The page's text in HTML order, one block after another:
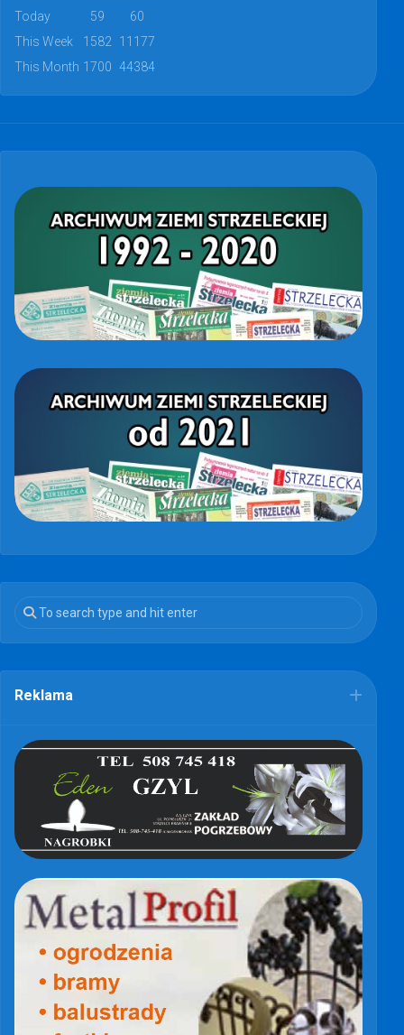
Today
59
60
This Week
1582 11177
This Month 1700 44384
Reklama